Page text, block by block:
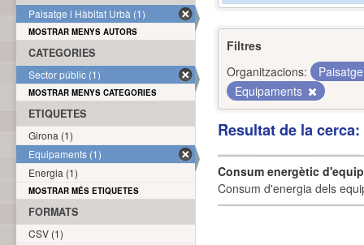
Filtres
Organitzacions:
Equipaments
Resultat de la
Consum energètic
Consum d'energia dels
Paisatge i Hàbitat Urbà (1)
MOSTRAR MENYS AUTORS
CATEGORIES
Sector públic (1)
MOSTRAR MENYS CATEGORIES
ETIQUETES
Girona (1)
Equipaments (1)
Energia (1)
MOSTRAR MÉS ETIQUETES
FORMATS
CSV (1)